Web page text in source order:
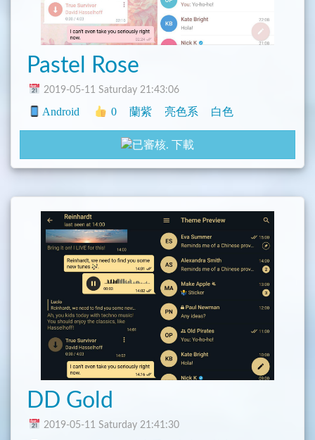
Pastel Rose
2019-05-11 Saturday 21:43:06
Android 0 蘭紫 亮色系 白色
下載
DD Gold
2019-05-11 Saturday 21:41:30